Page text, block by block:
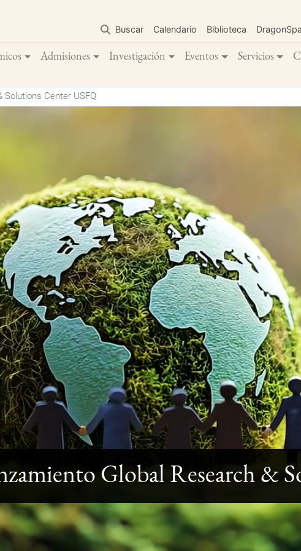
contenido
principal
Buscar Calendario Biblioteca
Admisiones Investigación Eventos Servicios
Center USFQ
Global Research &